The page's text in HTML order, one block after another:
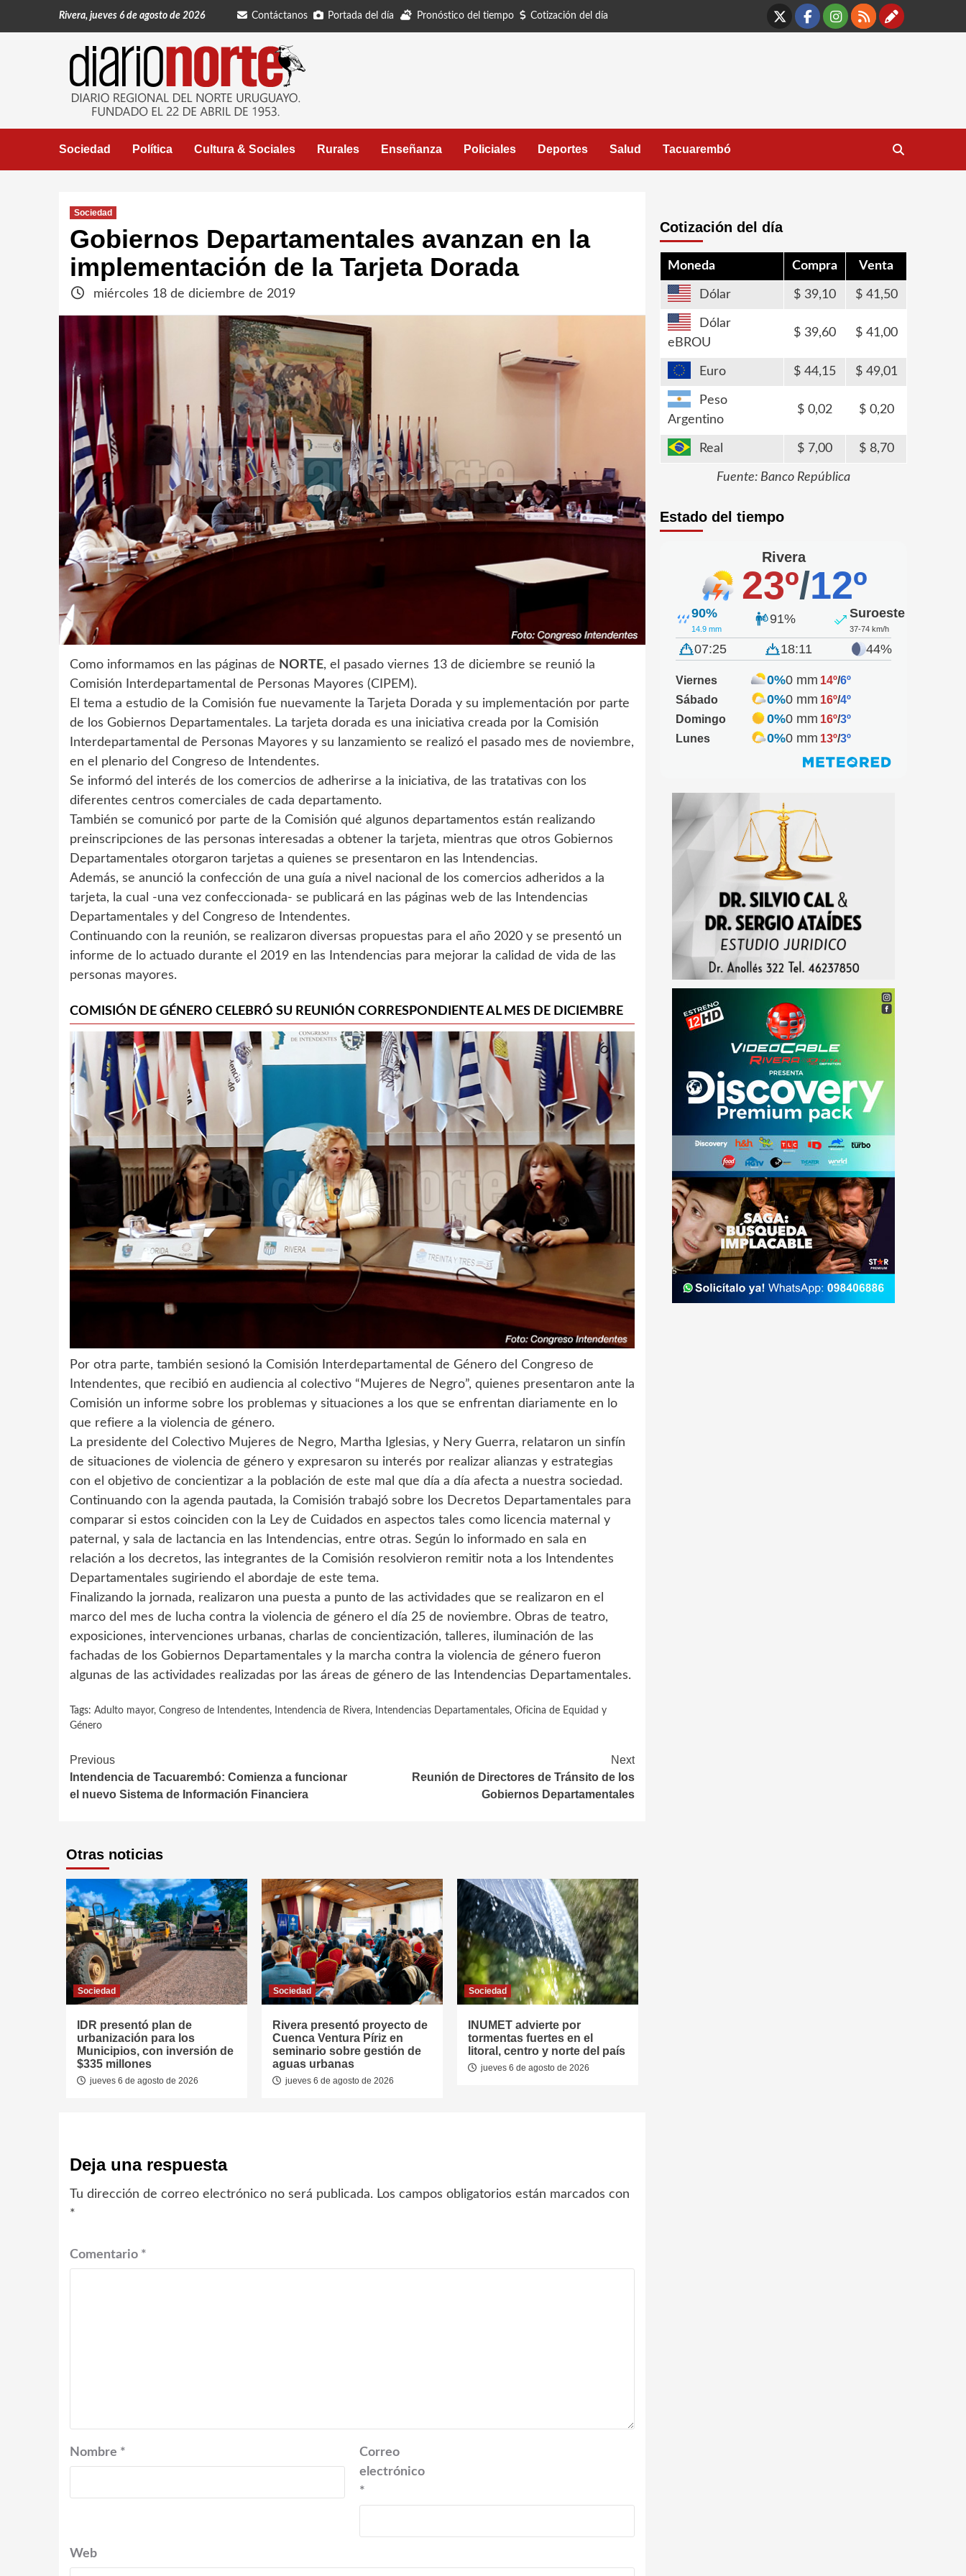
Rivera, jueves 6 de agosto de 2026 Contáctanos Portada del día Pronóstico del tiempo Cotización del día
X Facebook
Instagram
RSS
Sociedad Política Cultura & Sociales Rurales Enseñanza Policiales Deportes Salud Tacuarembó
Sociedad
Gobiernos Departamentales avanzan en la
implementación de la Tarjeta Dorada
miércoles 18 de diciembre de 2019
Como informamos en las páginas de NORTE, el pasado viernes 13 de diciembre se reunió la
Comisión Interdepartamental de Personas Mayores (CIPEM).
El tema a estudio de la Comisión fue nuevamente la Tarjeta Dorada y su implementación por parte
de los Gobiernos Departamentales. La tarjeta dorada es una iniciativa creada por la Comisión
Interdepartamental de Personas Mayores y su lanzamiento se realizó el pasado mes de noviembre,
en el plenario del Congreso de Intendentes.
Se informó del interés de los comercios de adherirse a la iniciativa, de las tratativas con los
diferentes centros comerciales de cada departamento.
También se comunicó por parte de la Comisión qué algunos departamentos están realizando
preinscripciones de las personas interesadas a obtener la tarjeta, mientras que otros Gobiernos
Departamentales otorgaron tarjetas a quienes se presentaron en las Intendencias.
Además, se anunció la confección de una guía a nivel nacional de los comercios adheridos a la
tarjeta, la cual -una vez confeccionada- se publicará en las páginas web de las Intendencias
Departamentales y del Congreso de Intendentes.
Continuando con la reunión, se realizaron diversas propuestas para el año 2020 y se presentó un
informe de lo actuado durante el 2019 en las Intendencias para mejorar la calidad de vida de las
personas mayores.
COMISIÓN DE GÉNERO CELEBRÓ SU REUNIÓN CORRESPONDIENTE AL MES DE DICIEMBRE
Por otra parte, también sesionó la Comisión Interdepartamental de Género del Congreso de
Intendentes, que recibió en audiencia al colectivo “Mujeres de Negro”, quienes presentaron ante la
Comisión un informe sobre los problemas y situaciones a los que se enfrentan diariamente en lo
que refiere a la violencia de género.
La presidente del Colectivo Mujeres de Negro, Martha Iglesias, y Nery Guerra, relataron un sinfín
de situaciones de violencia de género y expresaron su interés por realizar alianzas y estrategias
con el objetivo de concientizar a la población de este mal que día a día afecta a nuestra sociedad.
Continuando con la agenda pautada, la Comisión trabajó sobre los Decretos Departamentales para
comparar si estos coinciden con la Ley de Cuidados en aspectos tales como licencia maternal y
paternal, y sala de lactancia en las Intendencias, entre otras. Según lo informado en sala en
relación a los decretos, las integrantes de la Comisión resolvieron remitir nota a los Intendentes
Departamentales sugiriendo el abordaje de este tema.
Finalizando la jornada, realizaron una puesta a punto de las actividades que se realizaron en el
marco del mes de lucha contra la violencia de género el día 25 de noviembre. Obras de teatro,
exposiciones, intervenciones urbanas, charlas de concientización, talleres, iluminación de las
fachadas de los Gobiernos Departamentales y la marcha contra la violencia de género fueron
algunas de las actividades realizadas por las áreas de género de las Intendencias Departamentales.
Tags: Adulto mayor, Congreso de Intendentes, Intendencia de Rivera, Intendencias Departamentales, Oficina de Equidad y
Género
Continue
Reading
Previous
Intendencia de Tacuarembó: Comienza a funcionar
el nuevo Sistema de Información Financiera
Next
Reunión de Directores de Tránsito de los
Gobiernos Departamentales
Otras noticias
Sociedad
IDR presentó plan de
urbanización para los
Municipios, con inversión de
$335 millones
jueves 6 de agosto de 2026
Sociedad
Rivera presentó proyecto de
Cuenca Ventura Píriz en
seminario sobre gestión de
aguas urbanas
jueves 6 de agosto de 2026
Sociedad
INUMET advierte por
tormentas fuertes en el
litoral, centro y norte del país
jueves 6 de agosto de 2026
Deja una respuesta
Tu dirección de correo electrónico no será publicada. Los campos obligatorios están marcados con
*
Comentario *
Nombre *
Correo
electrónico
*
Web
Cotización del día
Moneda Compra Venta
Dólar 39,10 41,50
Dólar
eBROU
39,60 41,00
Euro 44,15 49,01
Peso
Argentino
0,02 0,20
Real 7,00 8,70
Fuente: Banco República
Estado del tiempo
Rivera
23º/12º
90%
14.9 mm
91% Suroeste
37-74 km/h
07:25 18:11 44%
Viernes 0%0 mm 14º/6º
Sábado
0%0 mm 16º/4º
Domingo
0%0 mm 16º/3º
Lunes
0%0 mm 13º/3º